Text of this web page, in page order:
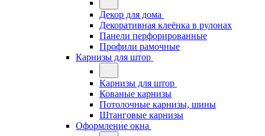
Декор для дома
Декоративная клеёнка в рулонах
Панели перфорированные
Профили рамочные
Карнизы для штор
Карнизы для штор
Кованые карнизы
Потолочные карнизы, шины
Штанговые карнизы
Оформление окна